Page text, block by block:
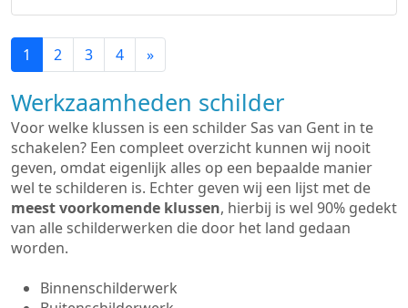
1 2 3 4 »
Werkzaamheden schilder
Voor welke klussen is een schilder Sas van Gent in te
schakelen? Een compleet overzicht kunnen wij nooit
geven, omdat eigenlijk alles op een bepaalde manier
wel te schilderen is. Echter geven wij een lijst met de
meest voorkomende klussen, hierbij is wel 90% gedekt
van alle schilderwerken die door het land gedaan
worden.
Binnenschilderwerk